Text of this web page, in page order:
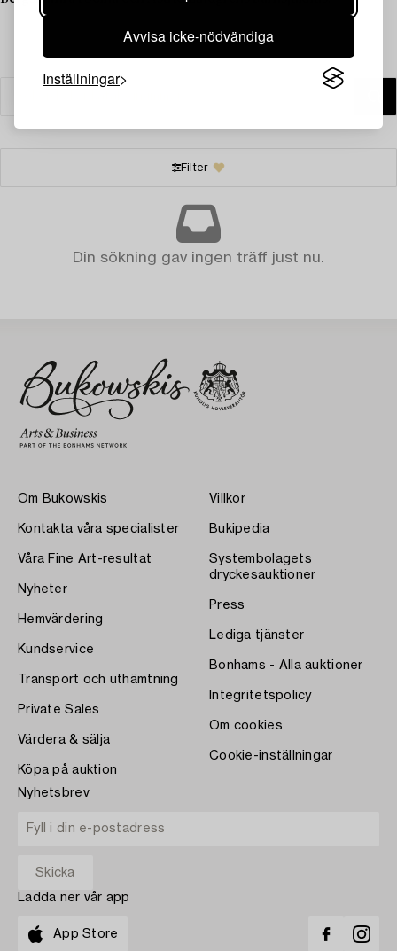
Avvisa icke-nödvändiga
Inställningar
Filter
Din sökning gav ingen träff just nu.
Om Bukowskis
Kontakta våra specialister
Våra Fine Art-resultat
Nyheter
Hemvärdering
Kundservice
Transport och uthämtning
Private Sales
Värdera & sälja
Köpa på auktion
Villkor
Bukipedia
Systembolagets
dryckesauktioner
Press
Lediga tjänster
Bonhams - Alla auktioner
Integritetspolicy
Om cookies
Cookie-inställningar
Nyhetsbrev
Ladda ner vår app
App Store